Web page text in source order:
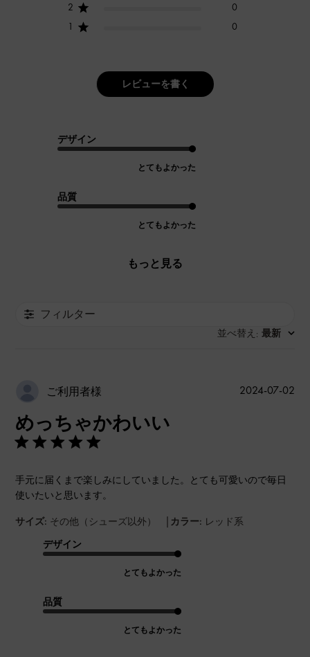
2
0
1
0
レビューを書く
デザイン
とてもよかった
品質
とてもよかった
もっと見る
フィルター
並べ替え : 最新
ご利用者様
めっちゃかわいい
手元に届くまで楽しみにしていました。とても可愛いので毎日
使いたいと思います。
サイズ: その他（シューズ以外） | カラー: レッド系
デザイン
とてもよかった
品質
とてもよかった
公
2024-07-02